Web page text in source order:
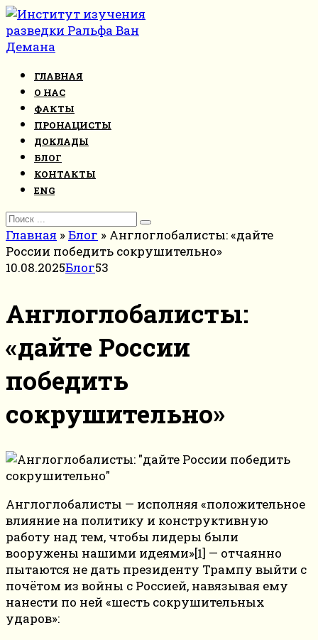
Перейти
к
контенту
ГЛАВНАЯ
О НАС
ФАКТЫ
ПРОНАЦИСТЫ
ДОКЛАДЫ
БЛОГ
КОНТАКТЫ
ENG
Search
for:
Главная »Блог » Англоглобалисты: «дайте
России победить сокрушительно»
10.08.2025Блог53
Англоглобалисты:
«дайте России
победить
сокрушительно»
Англоглобалисты — исполняя «положительное
влияние на политику и конструктивную
работу над тем, чтобы лидеры были
вооружены нашими идеями»[1] — отчаянно
пытаются не дать президенту Трампу выйти с
почётом из войны с Россией, навязывая ему
нанести по ней «шесть сокрушительных
ударов»: